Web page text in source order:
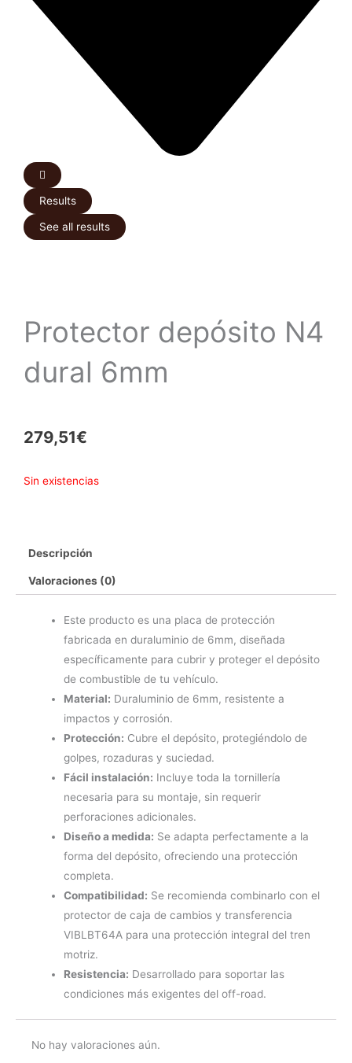
Results
See all results
Protector depósito N4
dural 6mm
279,51€
Sin existencias
Descripción
Valoraciones (0)
Este producto es una placa de protección
fabricada en duraluminio de 6mm, diseñada
específicamente para cubrir y proteger el depósito
de combustible de tu vehículo.
Material: Duraluminio de 6mm, resistente a
impactos y corrosión.
Protección: Cubre el depósito, protegiéndolo de
golpes, rozaduras y suciedad.
Fácil instalación: Incluye toda la tornillería
necesaria para su montaje, sin requerir
perforaciones adicionales.
Diseño a medida: Se adapta perfectamente a la
forma del depósito, ofreciendo una protección
completa.
Compatibilidad: Se recomienda combinarlo con el
protector de caja de cambios y transferencia
VIBLBT64A para una protección integral del tren
motriz.
Resistencia: Desarrollado para soportar las
condiciones más exigentes del off-road.
No hay valoraciones aún.